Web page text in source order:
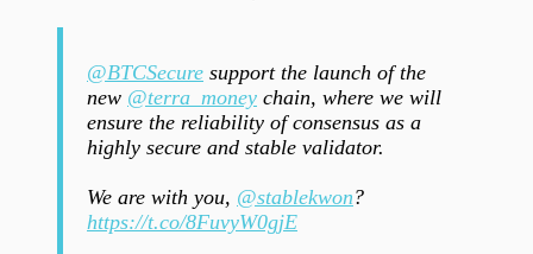
@BTCSecure support the launch of the
new @terra_money chain, where we will
ensure the reliability of consensus as a
highly secure and stable validator.
We are with you, @stablekwon?
https://t.co/8FuvyW0gjE